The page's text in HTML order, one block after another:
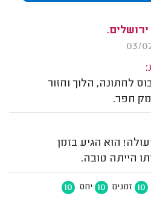
לחתונה, הלוך וחזור
חפר.
הוא הגיע בזמן
הייתה טובה.
10 זמנים 10 יחס 10